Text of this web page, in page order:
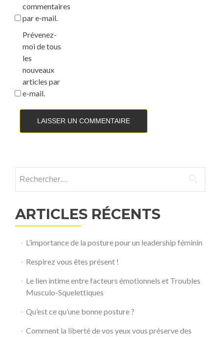
commentaires
par e-mail.
Prévenez-
moi de tous
les
nouveaux
articles par
e-mail.
ARTICLES RÉCENTS
L’importance de la posture pour un leadership féminin
Respirez vous êtes présent !
Le lien intime entre facteurs émotionnels et Troubles
Musculo-Squelettiques
Qu’est ce qu’une bonne posture ?
Comment la liberté de vos yeux vous préserve des